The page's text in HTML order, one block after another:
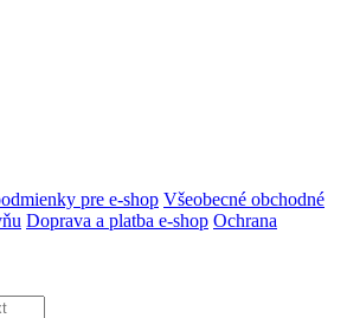
pre e-shop Všeobecné obchodné
Doprava a platba e-shop Ochrana